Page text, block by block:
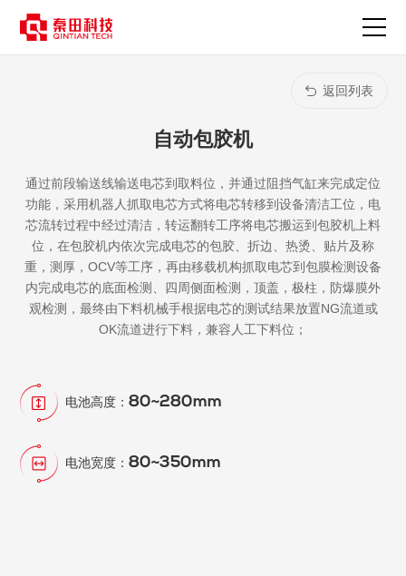
返回列表
自动包胶机
通过前段输送线输送电芯到取料位，并通过阻挡气缸来完成定位
功能，采用机器人抓取电芯方式将电芯转移到设备清洁工位，电
芯流转过程中经过清洁，转运翻转工序将电芯搬运到包胶机上料
位，在包胶机内依次完成电芯的包胶、折边、热烫、贴片及称
重，测厚，OCV等工序，再由移载机构抓取电芯到包膜检测设备
内完成电芯的底面检测、四周侧面检测，顶盖，极柱，防爆膜外
观检测，最终由下料机械手根据电芯的测试结果放置NG流道或
OK流道进行下料，兼容人工下料位；
电池高度： 80~280mm
电池宽度： 80~350mm